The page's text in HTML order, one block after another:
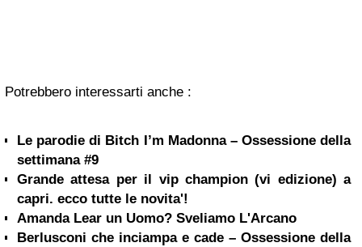
Potrebbero interessarti anche :
Le parodie di Bitch I’m Madonna – Ossessione della
settimana #9
Grande attesa per il vip champion (vi edizione) a
capri. ecco tutte le novita'!
Amanda Lear un Uomo? Sveliamo L'Arcano
Berlusconi che inciampa e cade – Ossessione della